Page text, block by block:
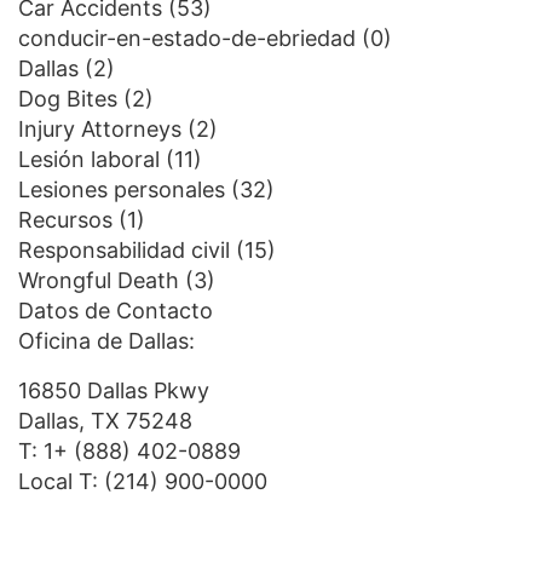
Car Accidents (53)
conducir-en-estado-de-ebriedad (0)
Dallas (2)
Dog Bites (2)
Injury Attorneys (2)
Lesión laboral (11)
Lesiones personales (32)
Recursos (1)
Responsabilidad civil (15)
Wrongful Death (3)
Datos de Contacto
Oficina de Dallas:
16850 Dallas Pkwy
Dallas, TX 75248
T: 1+ (888) 402-0889
Local T: (214) 900-0000